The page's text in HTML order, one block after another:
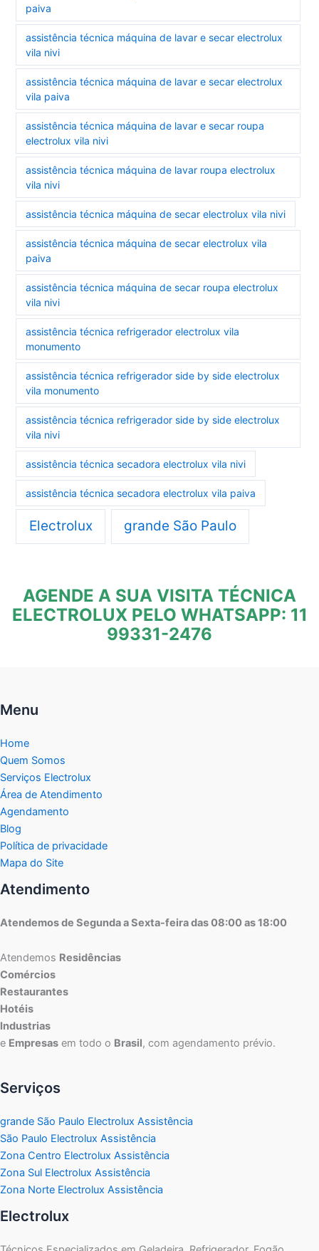
paiva
assistência técnica máquina de lavar e secar electrolux
vila nivi
assistência técnica máquina de lavar e secar electrolux
vila paiva
assistência técnica máquina de lavar e secar roupa
electrolux vila nivi
assistência técnica máquina de lavar roupa electrolux
vila nivi
assistência técnica máquina de secar electrolux vila nivi
assistência técnica máquina de secar electrolux vila
paiva
assistência técnica máquina de secar roupa electrolux
vila nivi
assistência técnica refrigerador electrolux vila
monumento
assistência técnica refrigerador side by side electrolux
vila monumento
assistência técnica refrigerador side by side electrolux
vila nivi
assistência técnica secadora electrolux vila nivi
assistência técnica secadora electrolux vila paiva
Electrolux grande São Paulo
AGENDE A SUA VISITA TÉCNICA
ELECTROLUX PELO WHATSAPP: 11
99331-2476
Menu
Home
Quem Somos
Serviços Electrolux
Área de Atendimento
Agendamento
Blog
Política de privacidade
Mapa do Site
Atendimento
Atendemos de Segunda a Sexta-feira das 08:00 as 18:00
Atendemos Residências
Comércios
Restaurantes
Hotéis
Industrias
e Empresas em todo o Brasil, com agendamento prévio.
Serviços
grande São Paulo Electrolux Assistência
São Paulo Electrolux Assistência
Zona Centro Electrolux Assistência
Zona Sul Electrolux Assistência
Zona Norte Electrolux Assistência
Electrolux